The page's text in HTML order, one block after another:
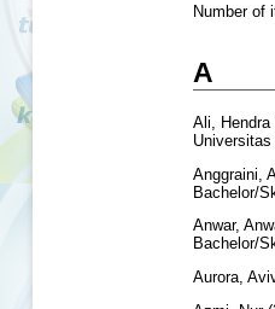
Number of
A
Ali, Hendra
Universitas
Anggraini,
Bachelor/
Anwar,
Bachelor/
Aurora,